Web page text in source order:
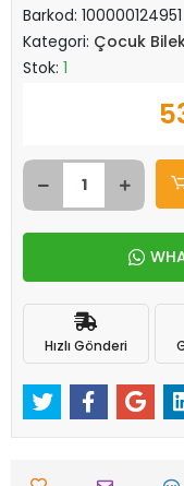
Barkod: 100000124951
Kategori: Çocuk
Stok: 1
Hızlı Gönderi